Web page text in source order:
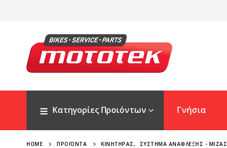
Κατηγορίες Προιόντων Γνήσια
HOME ΠΡΟΪΌΝΤΑ ΚΙΝΗΤΉΡΑΣ, ΣΎΣΤΗΜΑ ΑΝΆΦΛΕΞΗΣ - ΜΊΖΑΣ